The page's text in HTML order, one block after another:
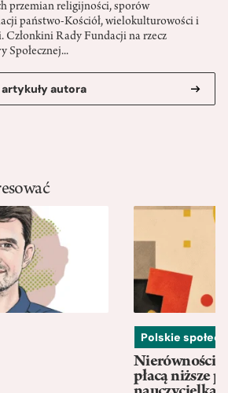
przemian religijności, sporów
państwo-­Kościół, wielokulturowości i
Członkini Rady Fundacji na rzecz
Społecznej...
autora
Polskie
Nierówności
płacą niższe